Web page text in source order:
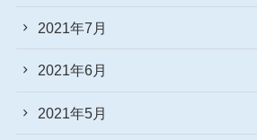
2021年7月
2021年6月
2021年5月